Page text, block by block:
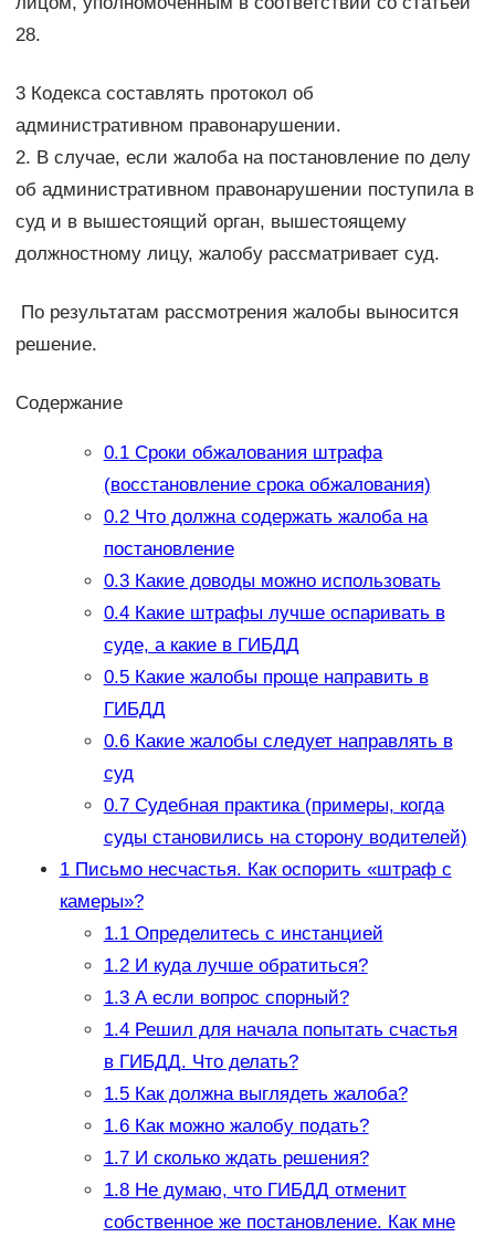
28.
3 Кодекса составлять протокол об
административном правонарушении.
2. В случае, если жалоба на постановление по делу
об административном правонарушении поступила в
суд и в вышестоящий орган, вышестоящему
должностному лицу, жалобу рассматривает суд.
По результатам рассмотрения жалобы выносится
решение.
Содержание
0.1Сроки обжалования штрафа
(восстановление срока обжалования)
0.2Что должна содержать жалоба на
постановление
0.3Какие доводы можно использовать
0.4Какие штрафы лучше оспаривать в
суде, а какие в ГИБДД
0.5Какие жалобы проще направить в
ГИБДД
0.6Какие жалобы следует направлять в
суд
0.7Судебная практика (примеры, когда
суды становились на сторону водителей)
1Письмо несчастья. Как оспорить «штраф с
камеры»?
1.1Определитесь с инстанцией
1.2И куда лучше обратиться?
1.3А если вопрос спорный?
1.4Решил для начала попытать счастья
в ГИБДД. Что делать?
1.5Как должна выглядеть жалоба?
1.6Как можно жалобу подать?
1.7И сколько ждать решения?
1.8Не думаю, что ГИБДД отменит
собственное же постановление. Как мне